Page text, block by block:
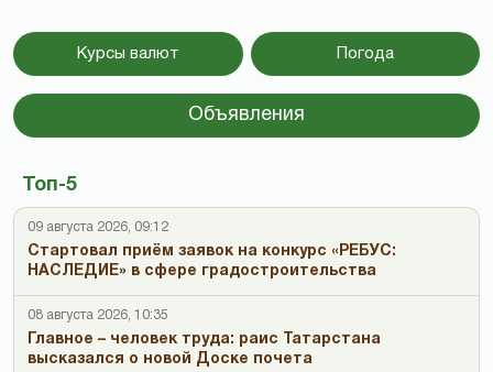
Курсы валют Погода
Объявления
Топ-5
09 августа 2026, 09:12
Стартовал приём заявок на конкурс «РЕБУС:
НАСЛЕДИЕ» в сфере градостроительства
08 августа 2026, 10:35
Главное – человек труда: раис Татарстана
высказался о новой Доске почета